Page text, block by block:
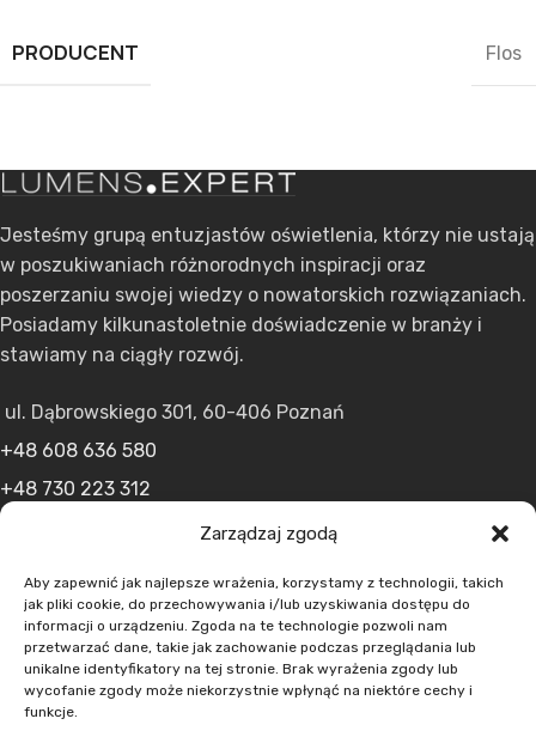
Zarządzaj zgodą
Aby zapewnić jak najlepsze wrażenia, korzystamy z technologii, takich
jak pliki cookie, do przechowywania i/lub uzyskiwania dostępu do
informacji o urządzeniu. Zgoda na te technologie pozwoli nam
przetwarzać dane, takie jak zachowanie podczas przeglądania lub
unikalne identyfikatory na tej stronie. Brak wyrażenia zgody lub
wycofanie zgody może niekorzystnie wpłynąć na niektóre cechy i
funkcje.
PRODUCENT Flos
Jesteśmy grupą entuzjastów oświetlenia, którzy nie ustają
w poszukiwaniach różnorodnych inspiracji oraz
poszerzaniu swojej wiedzy o nowatorskich rozwiązaniach.
Posiadamy kilkunastoletnie doświadczenie w branży i
stawiamy na ciągły rozwój.
ul. Dąbrowskiego 301, 60-406 Poznań
+48 608 636 580
+48 730 223 312
MENU